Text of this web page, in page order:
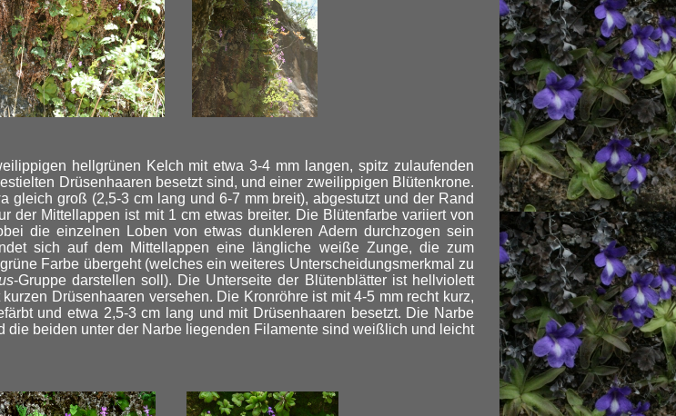
hellgrünen Kelch mit etwa 3-4 mm langen, spitz zulaufenden
Drüsenhaaren besetzt sind, und einer zweilippigen Blütenkrone.
gleich groß (2,5-3 cm lang und 6-7 mm breit), abgestutzt und der Rand
der Mittellappen ist mit 1 cm etwas breiter. Die Blütenfarbe variiert von
die einzelnen Loben von etwas dunkleren Adern durchzogen sein
sich auf dem Mittellappen eine längliche weiße Zunge, die zum
Farbe übergeht (welches ein weiteres Unterscheidungsmerkmal zu
-Gruppe darstellen soll). Die Unterseite der Blütenblätter ist hellviolett
Drüsenhaaren versehen. Die Kronröhre ist mit 4-5 mm recht kurz,
und etwa 2,5-3 cm lang und mit Drüsenhaaren besetzt. Die Narbe
die beiden unter der Narbe liegenden Filamente sind weißlich und leicht